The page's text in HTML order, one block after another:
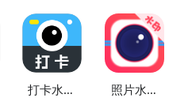
独特的拼图照片吗？这款
效果，让您可以轻松制作出
打卡水印
照片水印